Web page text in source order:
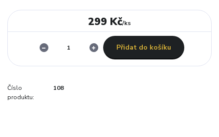
299 Kč/ks
Přidat do košíku
Číslo
produktu:
108